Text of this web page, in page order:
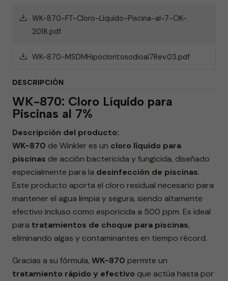
WK-870-FT-Cloro-Líquido-Piscina-al-7-OK-
2018.pdf
WK-870-MSDMHipocloritosodioal7Rev.03.pdf
DESCRIPCIÓN
WK-870: Cloro Líquido para
Piscinas al 7%
Descripción del producto:
WK-870 de Winkler es un cloro líquido para
piscinas de acción bactericida y fungicida, diseñado
especialmente para la desinfección de piscinas.
Este producto aporta el cloro residual necesario para
mantener el agua limpia y segura, siendo altamente
efectivo incluso como esporicida a 500 ppm. Es ideal
para tratamientos de choque para piscinas,
eliminando algas y contaminantes en tiempo récord.
Gracias a su fórmula, WK-870 permite un
tratamiento rápido y efectivo que actúa hasta por